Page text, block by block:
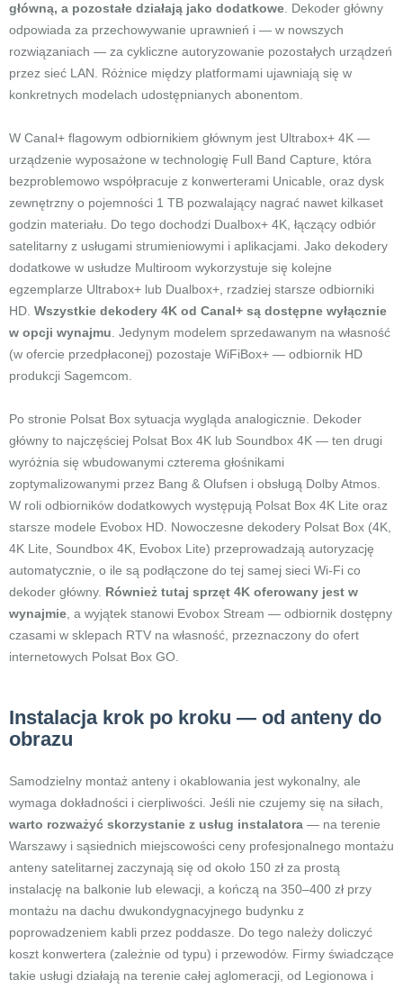
główną, a pozostałe działają jako dodatkowe . Dekoder główny
odpowiada za przechowywanie uprawnień i — w nowszych
rozwiązaniach — za cykliczne autoryzowanie pozostałych urządzeń
przez sieć LAN. Różnice między platformami ujawniają się w
konkretnych modelach udostępnianych abonentom.
W Canal+ flagowym odbiornikiem głównym jest Ultrabox+ 4K —
urządzenie wyposażone w technologię Full Band Capture, która
bezproblemowo współpracuje z konwerterami Unicable, oraz dysk
zewnętrzny o pojemności 1 TB pozwalający nagrać nawet kilkaset
godzin materiału. Do tego dochodzi Dualbox+ 4K, łączący odbiór
satelitarny z usługami strumieniowymi i aplikacjami. Jako dekodery
dodatkowe w usłudze Multiroom wykorzystuje się kolejne
egzemplarze Ultrabox+ lub Dualbox+, rzadziej starsze odbiorniki
HD. Wszystkie dekodery 4K od Canal+ są dostępne wyłącznie
w opcji wynajmu . Jedynym modelem sprzedawanym na własność
(w ofercie przedpłaconej) pozostaje WiFiBox+ — odbiornik HD
produkcji Sagemcom.
Po stronie Polsat Box sytuacja wygląda analogicznie. Dekoder
główny to najczęściej Polsat Box 4K lub Soundbox 4K — ten drugi
wyróżnia się wbudowanymi czterema głośnikami
zoptymalizowanymi przez Bang & Olufsen i obsługą Dolby Atmos.
W roli odbiorników dodatkowych występują Polsat Box 4K Lite oraz
starsze modele Evobox HD. Nowoczesne dekodery Polsat Box (4K,
4K Lite, Soundbox 4K, Evobox Lite) przeprowadzają autoryzację
automatycznie, o ile są podłączone do tej samej sieci Wi-Fi co
dekoder główny. Również tutaj sprzęt 4K oferowany jest w
wynajmie , a wyjątek stanowi Evobox Stream — odbiornik dostępny
czasami w sklepach RTV na własność, przeznaczony do ofert
internetowych Polsat Box GO.
Instalacja krok po kroku — od anteny do
obrazu
Samodzielny montaż anteny i okablowania jest wykonalny, ale
wymaga dokładności i cierpliwości. Jeśli nie czujemy się na siłach,
warto rozważyć skorzystanie z usług instalatora — na terenie
Warszawy i sąsiednich miejscowości ceny profesjonalnego montażu
anteny satelitarnej zaczynają się od około 150 zł za prostą
instalację na balkonie lub elewacji, a kończą na 350–400 zł przy
montażu na dachu dwukondygnacyjnego budynku z
poprowadzeniem kabli przez poddasze. Do tego należy doliczyć
koszt konwertera (zależnie od typu) i przewodów. Firmy świadczące
takie usługi działają na terenie całej aglomeracji, od Legionowa i